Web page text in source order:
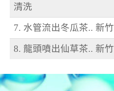
清洗
7. 水管流出冬瓜茶.. 新
8. 龍頭噴出仙草茶.. 新